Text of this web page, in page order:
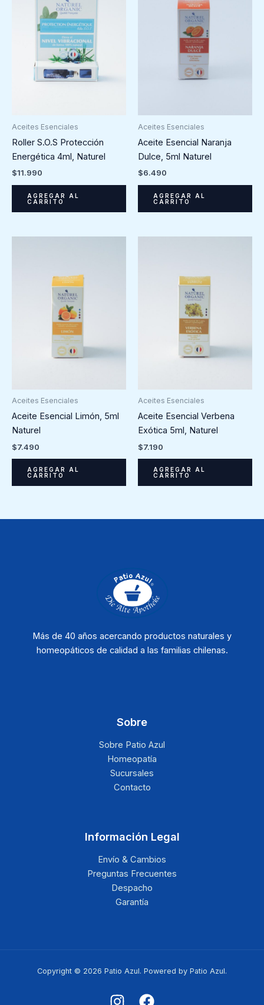
Aceites Esenciales
Roller S.O.S Protección
Energética 4ml, Naturel
$11.990
AGREGAR AL
CARRITO
Aceites Esenciales
Aceite Esencial Naranja
Dulce, 5ml Naturel
$6.490
AGREGAR AL
CARRITO
Aceites Esenciales
Aceite Esencial Limón, 5ml
Naturel
$7.490
AGREGAR AL
CARRITO
Aceites Esenciales
Aceite Esencial Verbena
Exótica 5ml, Naturel
$7.190
AGREGAR AL
CARRITO
Más de 40 años acercando productos naturales y
homeopáticos de calidad a las familias chilenas.
Sobre
Sobre Patio Azul
Homeopatía
Sucursales
Contacto
Información Legal
Envío & Cambios
Preguntas Frecuentes
Despacho
Garantía
Copyright © 2026 Patio Azul. Powered by Patio Azul.